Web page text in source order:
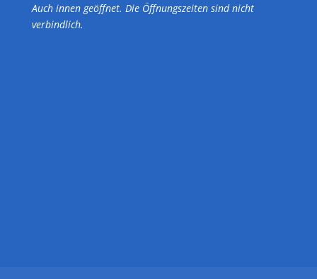
Auch innen geöffnet. Die Öffnungszeiten sind nicht
verbindlich.